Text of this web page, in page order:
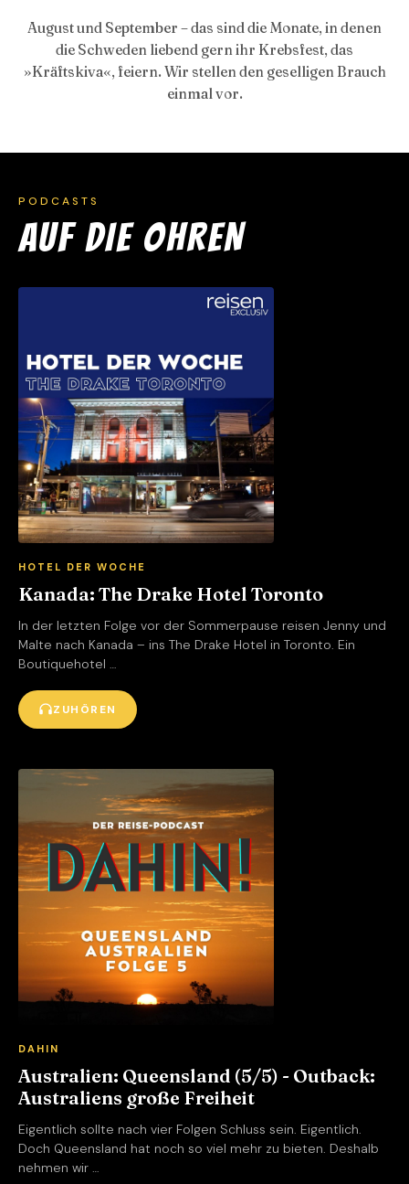
Krebse isst
August und September – das sind die Monate, in denen
die Schweden liebend gern ihr Krebsfest, das
PODCASTS
AUF DIE OHREN
Kanada: The Drake Hotel Toronto
In der letzten Folge vor der Sommerpause reisen Jenny und
Malte nach Kanada – ins The Drake Hotel in Toronto. Ein
Boutiquehotel …
DAHIN
Australien: Queensland (5/5) - Outback:
Australiens große Freiheit
Eigentlich sollte nach vier Folgen Schluss sein. Eigentlich.